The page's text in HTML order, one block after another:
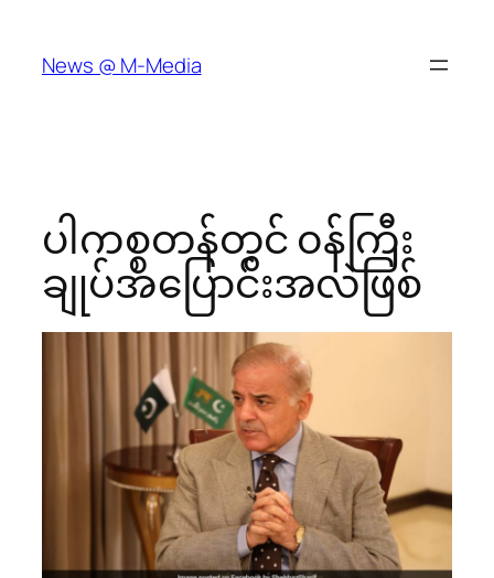
content
News @ M-Media
ပါကစ္စတန်တွင် ၀န်ကြီး
ချုပ်အပြောင်းအလဲဖြစ်